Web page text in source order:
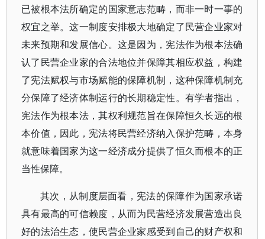
已被根本法所确定的国家意志范畴，而非一时一事的
权宜之举。这一制度安排极大地确定了民营企业家对
未来预期和发展信心。这是因为，宪法作为根本法确
认了民营企业家的合法地位并保障其相应权益，构建
了宪法赋权与市场赋能的保障机制，这种保障机制充
分保障了经济体制运行的长期稳定性。有学者指出，
宪法作为根本法，其权利规范旨在保障恒久长远的根
本价值，因此，宪法将民营经济纳入保护范畴，本身
就意味着国家为这一经济成分提供了恒久而根本的正
当性保障。
其次，从制度层面看，宪法的保障作为国家承诺
具有最高的可信赖度，从而为民营经济发展营造出良
好的法治生态，使民营企业家感受到自己的财产权和